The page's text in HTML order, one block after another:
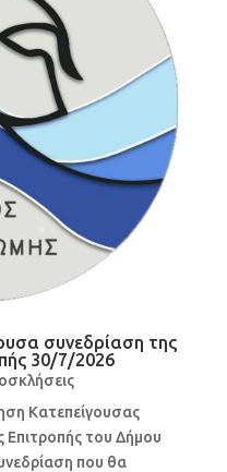
συνεδρίαση της
30/7/2026
Κατεπείγουσας
Επιτροπής του Δήμου
που θα